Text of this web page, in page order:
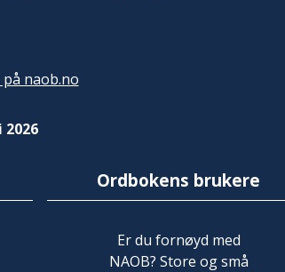
naob.no
Ordbokens brukere
Er du fornøyd med
NAOB? Store og små